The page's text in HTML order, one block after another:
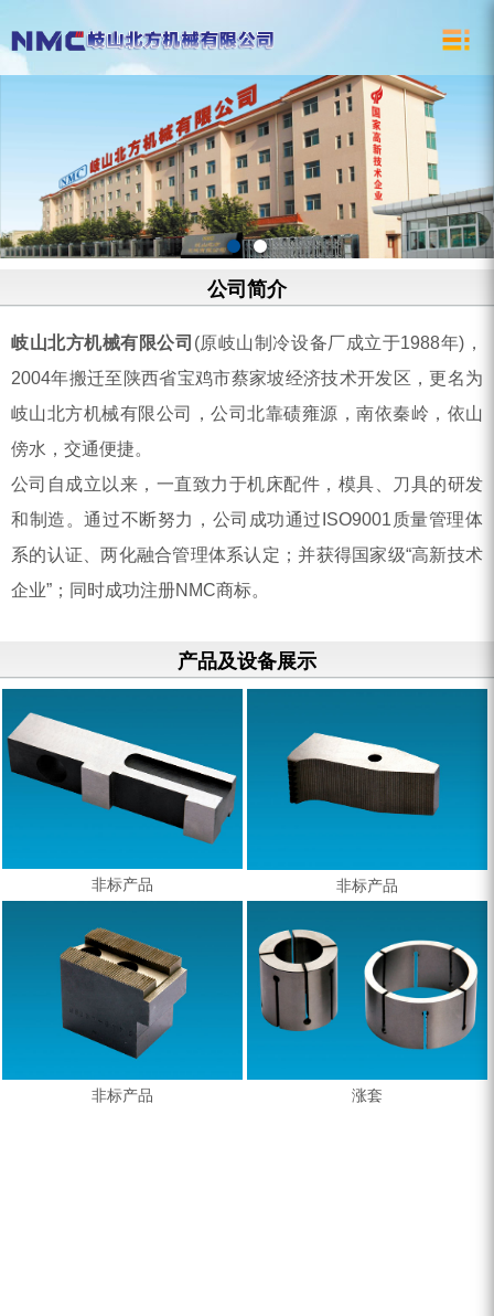
公司新闻
技术资料
滚珠丝杠副
行星滚柱丝杠副
微型滚柱丝杠副
T型丝杠副
公司简介
岐山北方机械有限公司 (原岐山制冷设备厂成立于1988年)，
2004年搬迁至陕西省宝鸡市蔡家坡经济技术开发区，更名为
岐山北方机械有限公司，公司北靠碛雍源，南依秦岭，依山
傍水，交通便捷。
公司自成立以来，一直致力于机床配件，模具、刀具的研发
和制造。通过不断努力，公司成功通过ISO9001质量管理体
系的认证、两化融合管理体系认定；并获得国家级“高新技术
企业”；同时成功注册NMC商标。
产品及设备展示
非标产品 非标产品
非标产品 涨套